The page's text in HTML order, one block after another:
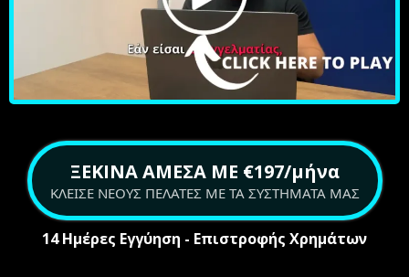
ΞΕΚΙΝΑ ΑΜΕΣΑ ΜΕ €197/μήνα
ΚΛΕΙΣΕ ΝΕΟΥΣ ΠΕΛΑΤΕΣ ΜΕ ΤΑ ΣΥΣΤΗΜΑΤΑ ΜΑΣ
14 Ημέρες Εγγύηση - Επιστροφής Χρημάτων